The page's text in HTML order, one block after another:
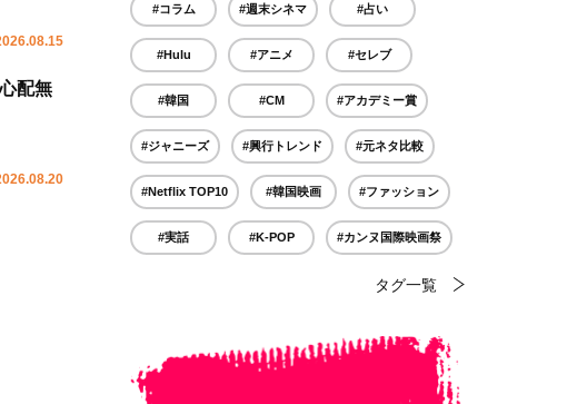
配無
#コラム #週末シネマ #占い
#Hulu #アニメ #セレブ
#韓国 #CM #アカデミー賞
#ジャニーズ #興行トレンド #元ネタ比較
#Netflix TOP10 #韓国映画 #ファッション
#実話 #K-POP #カンヌ国際映画祭
タグ一覧